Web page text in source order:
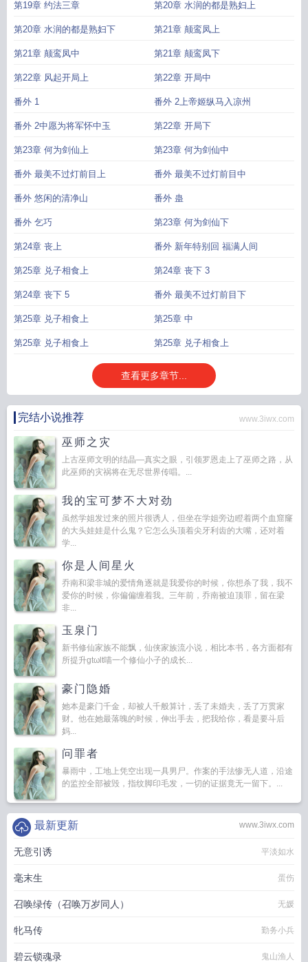
第19章 约法三章 第20章 水润的都是熟妇上
第20章 水润的都是熟妇下 第21章 颠鸾凤上
第21章 颠鸾凤中 第21章 颠鸾凤下
第22章 风起开局上 第22章 开局中
番外 1 番外 2上帝姬纵马入凉州
番外 2中愿为将军怀中玉 第22章 开局下
第23章 何为剑仙上 第23章 何为剑仙中
番外 最美不过灯前目上 番外 最美不过灯前目中
番外 悠闲的清净山 番外 蛊
番外 乞巧 第23章 何为剑仙下
第24章 丧上 番外 新年特别回 福满人间
第25章 兑子相食上 第24章 丧下 3
第24章 丧下 5 番外 最美不过灯前目下
第25章 兑子相食上 第25章 中
第25章 兑子相食上 第25章 兑子相食上
查看更多章节...
完结小说推荐 www.3iwx.com
巫师之灾
上古巫师文明的结晶—真实之眼，引领罗恩走上了巫师之路，从
此巫师的灾祸将在无尽世界传唱。...
我的宝可梦不大对劲
虽然学姐发过来的照片很诱人，但坐在学姐旁边瞪着两个血窟窿
的大头娃娃是什么鬼？它怎么头顶着尖牙利齿的大嘴，还对着
学...
你是人间星火
乔南和梁非城的爱情角逐就是我爱你的时候，你想杀了我，我不
爱你的时候，你偏偏缠着我。三年前，乔南被迫顶罪，留在梁
非...
玉泉门
新书修仙家族不能飘，仙侠家族流小说，相比本书，各方面都有
所提升gtωlt喵一个修仙小子的成长...
豪门隐婚
她本是豪门千金，却被人千般算计，丢了未婚夫，丢了万贯家
财。他在她最落魄的时候，伸出手去，把我给你，看是要斗后
妈...
问罪者
暴雨中，工地上凭空出现一具男尸。作案的手法惨无人道，沿途
的监控全部被毁，指纹脚印毛发，一切的证据竟无一留下。...
www.3iwx.com
最新更新
无意引诱 平淡如水
毫末生 蛋伤
召唤绿传（召唤万岁同人） 无媛
牝马传 勤务小兵
碧云锁魂录 鬼山渔人